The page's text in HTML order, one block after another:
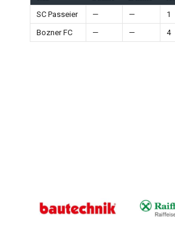
SC Passeier — — 1
Bozner FC
— — 4